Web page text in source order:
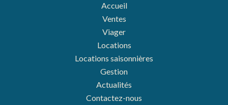
Accueil
Ventes
Viager
Locations
Locations saisonnières
Gestion
Actualités
Contactez-nous